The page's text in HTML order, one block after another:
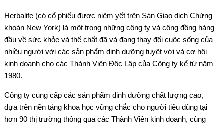
Herbalife (có cổ phiếu được niêm yết trên Sàn Giao dịch Chứng
khoán New York) là một trong những công ty và cộng đồng hàng
đầu về sức khỏe và thể chất đã và đang thay đổi cuộc sống của
nhiều người với các sản phẩm dinh dưỡng tuyệt vời và cơ hội
kinh doanh cho các Thành Viên Độc Lập của Công ty kể từ năm
1980.
Công ty cung cấp các sản phẩm dinh dưỡng chất lượng cao,
dựa trên nền tảng khoa học vững chắc cho người tiêu dùng tại
hơn 90 thị trường thông qua các Thành Viên kinh doanh, cùng